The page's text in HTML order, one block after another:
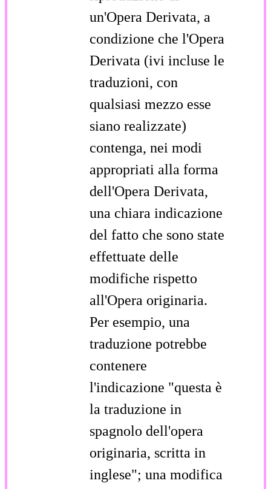
un'Opera Derivata, a
condizione che l'Opera
Derivata (ivi incluse le
traduzioni, con
qualsiasi mezzo esse
siano realizzate)
contenga, nei modi
appropriati alla forma
dell'Opera Derivata,
una chiara indicazione
del fatto che sono state
effettuate delle
modifiche rispetto
all'Opera originaria.
Per esempio, una
traduzione potrebbe
contenere
l'indicazione "questa è
la traduzione in
spagnolo dell'opera
originaria, scritta in
inglese"; una modifica